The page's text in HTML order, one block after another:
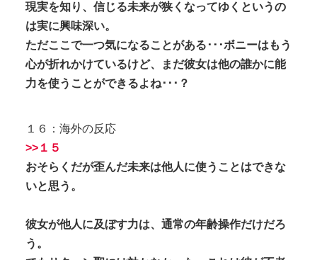
現実を知り、信じる未来が狭くなってゆくというの
は実に興味深い。
ただここで一つ気になることがある･･･ボニーはもう
心が折れかけているけど、まだ彼女は他の誰かに能
力を使うことができるよね･･･？
１６：海外の反応
>>１５
おそらくだが歪んだ未来は他人に使うことはできな
いと思う。
彼女が他人に及ぼす力は、通常の年齢操作だけだろ
う。